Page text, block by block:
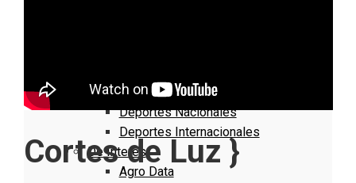
Deportes Locales
Deportes Nacionales
Deportes Internacionales
De Interés
Agro Data
Cortes de Luz }